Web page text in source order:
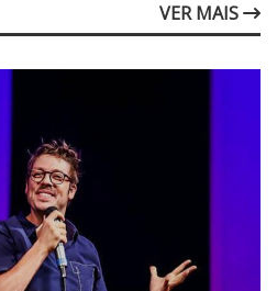
VER MAIS